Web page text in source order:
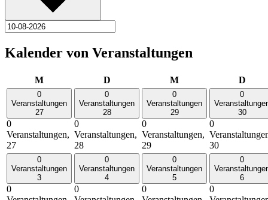
Kalender von Veranstaltungen
MMontag DDienstag MMittwoch D
0
Veranstaltungen
27
0
Veranstaltungen,
27
0
Veranstaltungen
28
0
Veranstaltungen,
28
0
Veranstaltungen
29
0
Veranstaltungen,
29
0
30
0
30
0
Veranstaltungen
3
0
0
Veranstaltungen
4
0
0
Veranstaltungen
5
0
0
6
0